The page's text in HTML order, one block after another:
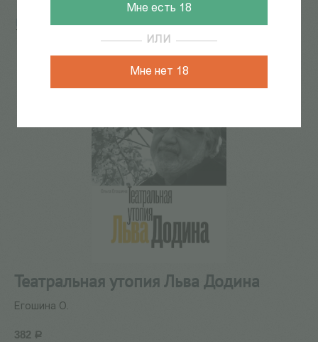
Мне есть 18
ИЛИ
Мне нет 18
Главная / КАТАЛОГ КНИГ / театр / русский театр
Театральная утопия Льва Додина
Театральная утопия Льва Додина
Егошина О.
382 Р